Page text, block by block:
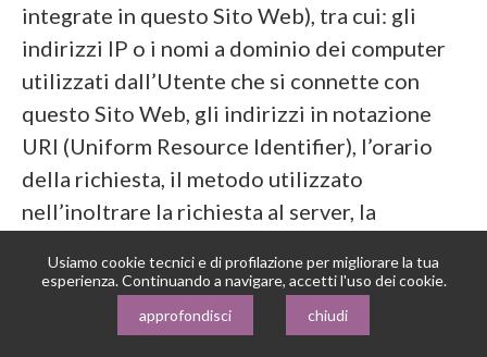
integrate in questo Sito Web), tra cui: gli
indirizzi IP o i nomi a dominio dei computer
utilizzati dall’Utente che si connette con
questo Sito Web, gli indirizzi in notazione
URI (Uniform Resource Identifier), l’orario
della richiesta, il metodo utilizzato
nell’inoltrare la richiesta al server, la
codice numerico indicante lo stato della
risposta dal server (buon fine, errore, ecc.) il
paese di provenienza, le caratteristiche del
Usiamo cookie tecnici e di profilazione per migliorare la tua
esperienza. Continuando a navigare, accetti l'uso dei cookie.
approfondisci
chiudi